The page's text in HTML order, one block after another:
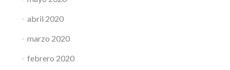
abril 2020
marzo 2020
febrero 2020